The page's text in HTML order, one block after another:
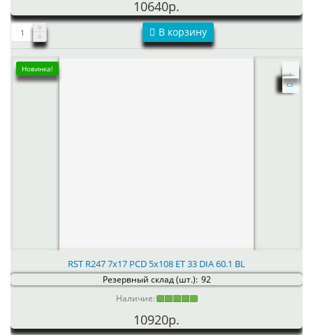
10640р.
В корзину
Новинка!
RST R247 7x17 PCD 5x108 ET 33 DIA 60.1 BL
Резервный склад (шт.): 92
Наличие:
10920р.